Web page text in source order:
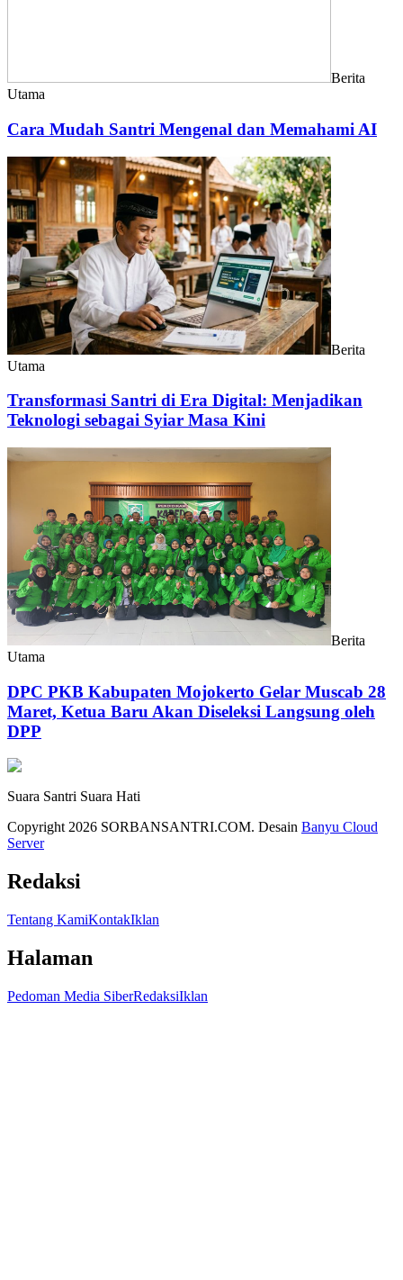
Berita
Utama
Cara Mudah Santri Mengenal dan Memahami AI
Berita
Utama
Transformasi Santri di Era Digital: Menjadikan
Teknologi sebagai Syiar Masa Kini
Berita
Utama
DPC PKB Kabupaten Mojokerto Gelar Muscab 28
Maret, Ketua Baru Akan Diseleksi Langsung oleh
DPP
Suara Santri Suara Hati
Copyright 2026 SORBANSANTRI.COM. Desain Banyu Cloud
Server
Redaksi
Tentang KamiKontakIklan
Halaman
Pedoman Media SiberRedaksiIklan